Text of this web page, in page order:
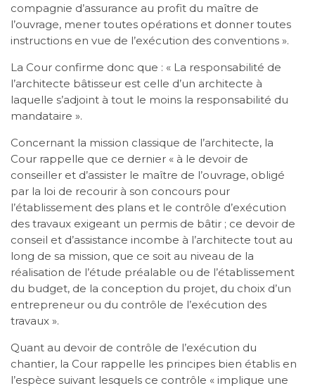
compagnie d’assurance au profit du maître de
l’ouvrage, mener toutes opérations et donner toutes
instructions en vue de l’exécution des conventions ».
La Cour confirme donc que : « La responsabilité de
l’architecte bâtisseur est celle d’un architecte à
laquelle s’adjoint à tout le moins la responsabilité du
mandataire ».
Concernant la mission classique de l’architecte, la
Cour rappelle que ce dernier « à le devoir de
conseiller et d’assister le maître de l’ouvrage, obligé
par la loi de recourir à son concours pour
l’établissement des plans et le contrôle d’exécution
des travaux exigeant un permis de bâtir ; ce devoir de
conseil et d’assistance incombe à l’architecte tout au
long de sa mission, que ce soit au niveau de la
réalisation de l’étude préalable ou de l’établissement
du budget, de la conception du projet, du choix d’un
entrepreneur ou du contrôle de l’exécution des
travaux ».
Quant au devoir de contrôle de l’exécution du
chantier, la Cour rappelle les principes bien établis en
l’espèce suivant lesquels ce contrôle « implique une